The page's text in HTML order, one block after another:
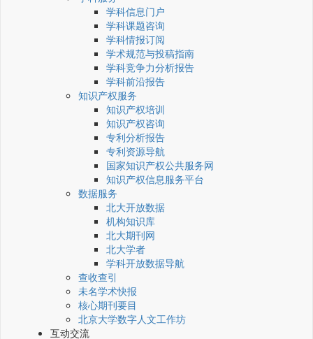
学科信息门户
学科课题咨询
学科情报订阅
学术规范与投稿指南
学科竞争力分析报告
学科前沿报告
知识产权服务
知识产权培训
知识产权咨询
专利分析报告
专利资源导航
国家知识产权公共服务网
知识产权信息服务平台
数据服务
北大开放数据
机构知识库
北大期刊网
北大学者
学科开放数据导航
查收查引
未名学术快报
核心期刊要目
北京大学数字人文工作坊
互动交流